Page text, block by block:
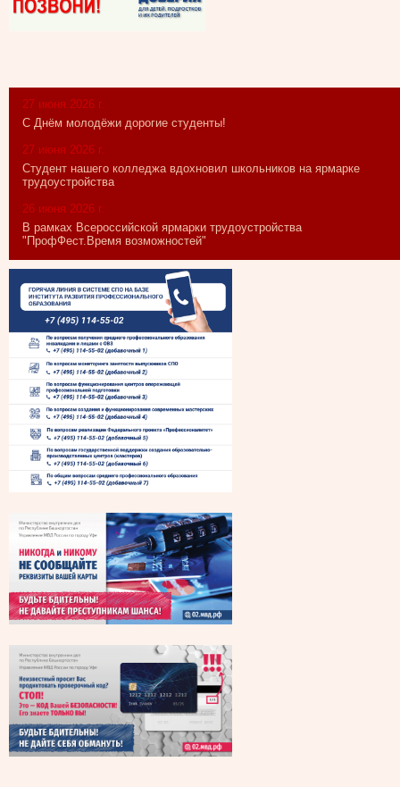
27 июня 2026 г.
С Днём молодёжи дорогие студенты!
27 июня 2026 г.
Студент нашего колледжа вдохновил школьников на ярмарке
трудоустройства
26 июня 2026 г.
В рамках Всероссийской ярмарки трудоустройства
"ПрофФест.Время возможностей"